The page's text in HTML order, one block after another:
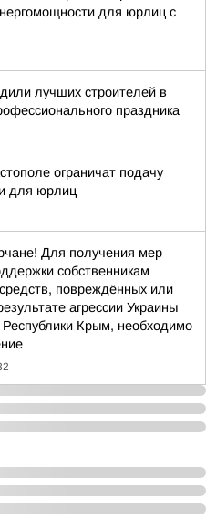
для юрлиц с
лучших строителей в
праздника
ограничат подачу
для юрлиц
Для получения мер
собственникам
повреждённых или
агрессии Украины
Республики Крым, необходимо